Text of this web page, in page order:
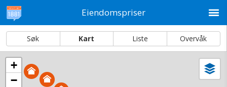
Eiendomspriser
Søk Kart Liste Overvåk
Dato og sortering
i
+
−